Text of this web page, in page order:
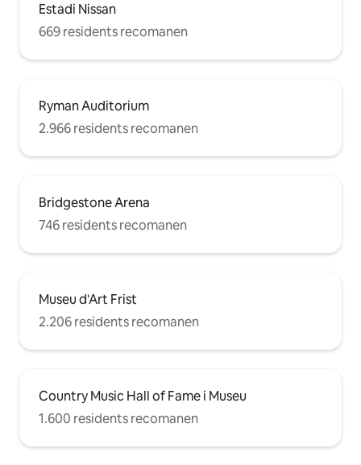
Estadi Nissan
669 residents recomanen
Ryman Auditorium
2.966 residents recomanen
Bridgestone Arena
746 residents recomanen
Museu d'Art Frist
2.206 residents recomanen
Country Music Hall of Fame i Museu
1.600 residents recomanen